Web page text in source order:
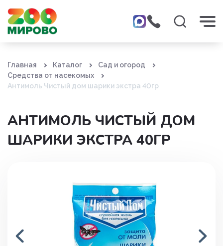
Главная Каталог
Сад и огород
Средства от насекомых
Антимоль Чистый дом шарики экстра 40гр
АНТИМОЛЬ ЧИСТЫЙ ДОМ
ШАРИКИ ЭКСТРА 40ГР